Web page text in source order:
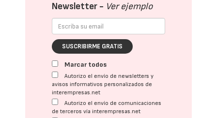
Newsletter - Ver ejemplo
SUSCRIBIRME GRATIS
Marcar todos
Autorizo el envío de newsletters y
avisos informativos personalizados de
interempresas.net
Autorizo el envío de comunicaciones
de terceros vía interempresas.net